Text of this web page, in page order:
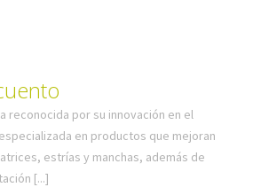
reconocida por su innovación en el
en productos que mejoran
estrías y manchas, además de
[...]